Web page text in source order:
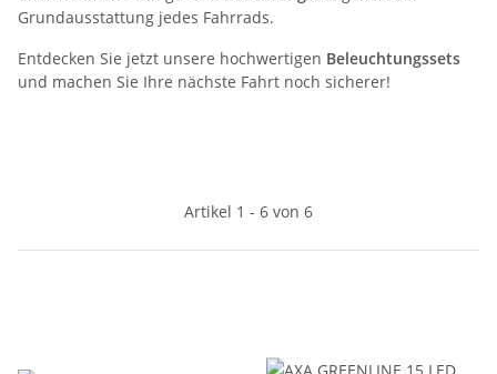
Grundausstattung jedes Fahrrads.
Entdecken Sie jetzt unsere hochwertigen Beleuchtungssets
und machen Sie Ihre nächste Fahrt noch sicherer!
Artikel 1 - 6 von 6